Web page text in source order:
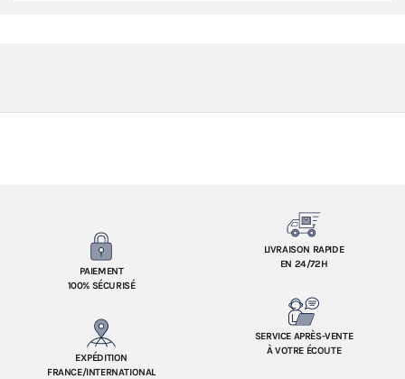
PAIEMENT
100% SÉCURISÉ
LIVRAISON RAPIDE
EN 24/72H
EXPÉDITION
FRANCE/INTERNATIONAL
SERVICE APRÈS-VENTE
À VOTRE ÉCOUTE